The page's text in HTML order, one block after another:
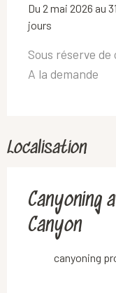
Du 2 mai 2026 au
jours
Sous réserve
A la demande
Localisation
Canyoning
Canyon
canyoning